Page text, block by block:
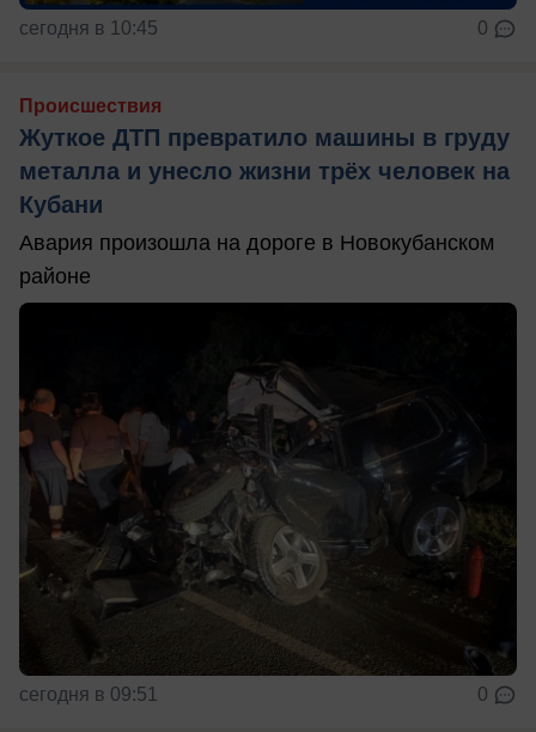
сегодня в 10:45 0
Происшествия
Жуткое ДТП превратило машины в груду
металла и унесло жизни трёх человек на
Кубани
Авария произошла на дороге в Новокубанском
районе
сегодня в 09:51 0